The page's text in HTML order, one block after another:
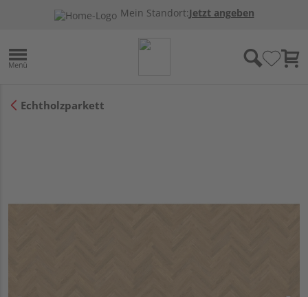
Mein Standort:Jetzt angeben
Echtholzparkett